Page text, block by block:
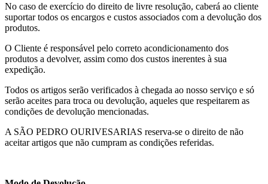
No caso de exercício do direito de livre resolução, caberá ao cliente
suportar todos os encargos e custos associados com a devolução dos
produtos.
O Cliente é responsável pelo correto acondicionamento dos
produtos a devolver, assim como dos custos inerentes à sua
expedição.
Todos os artigos serão verificados à chegada ao nosso serviço e só
serão aceites para troca ou devolução, aqueles que respeitarem as
condições de devolução mencionadas.
A SÃO PEDRO OURIVESARIAS reserva-se o direito de não
aceitar artigos que não cumpram as condições referidas.